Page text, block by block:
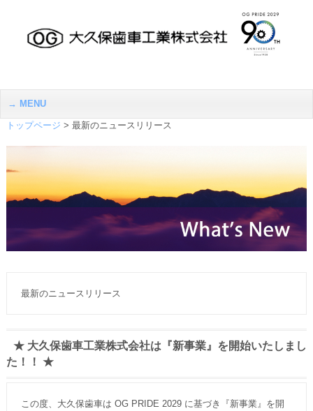
MENU
トップページ > 最新のニュースリリース
最新のニュースリリース
★ 大久保歯車工業株式会社は『新事業』を開始いたしまし
た！！ ★
この度、大久保歯車は OG PRIDE 2029 に基づき『新事業』を開